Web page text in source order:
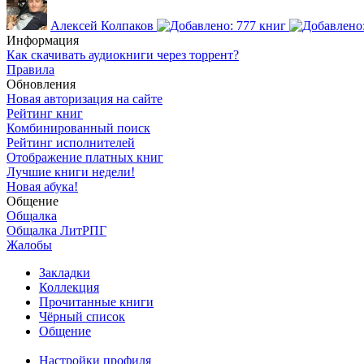
Алексей Колпаков
Информация
Как скачивать аудиокниги через торрент?
Правила
Обновления
Новая авторизация на сайте
Рейтинг книг
Комбинированный поиск
Рейтинг исполнителей
Отображение платных книг
Лучшие книги недели!
Новая абука!
Общение
Общалка
Общалка ЛитРПГ
Жалобы
Закладки
Коллекция
Прочитанные книги
Чёрный список
Общение
Настройки профиля